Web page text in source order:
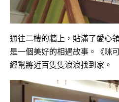
通往二樓的牆上，貼滿了愛心
是一個美好的相遇故事。《咪
經幫將近百隻隻浪浪找到家。